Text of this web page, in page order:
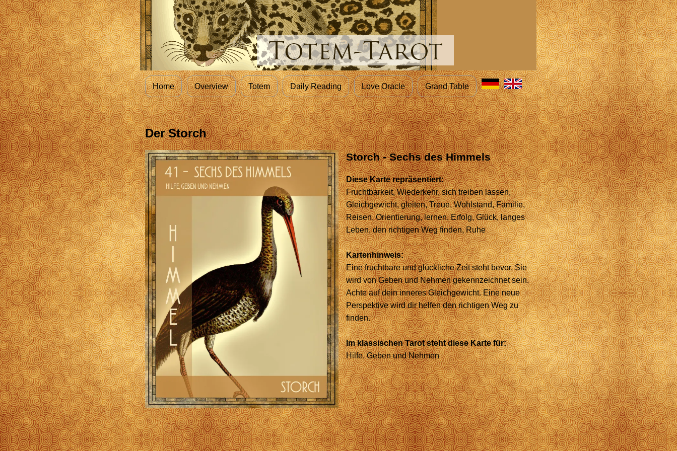
Home Overview Totem Daily Reading Love Oracle Grand Table
Der Storch
Storch - Sechs des Himmels
Diese Karte repräsentiert:
Fruchtbarkeit, Wiederkehr, sich treiben lassen,
Gleichgewicht, gleiten, Treue, Wohlstand, Familie,
Reisen, Orientierung, lernen, Erfolg, Glück, langes
Leben, den richtigen Weg finden, Ruhe
Kartenhinweis:
Eine fruchtbare und glückliche Zeit steht bevor. Sie
wird von Geben und Nehmen gekennzeichnet sein.
Achte auf dein inneres Gleichgewicht. Eine neue
Perspektive wird dir helfen den richtigen Weg zu
finden.
Im klassischen Tarot steht diese Karte für:
Hilfe, Geben und Nehmen